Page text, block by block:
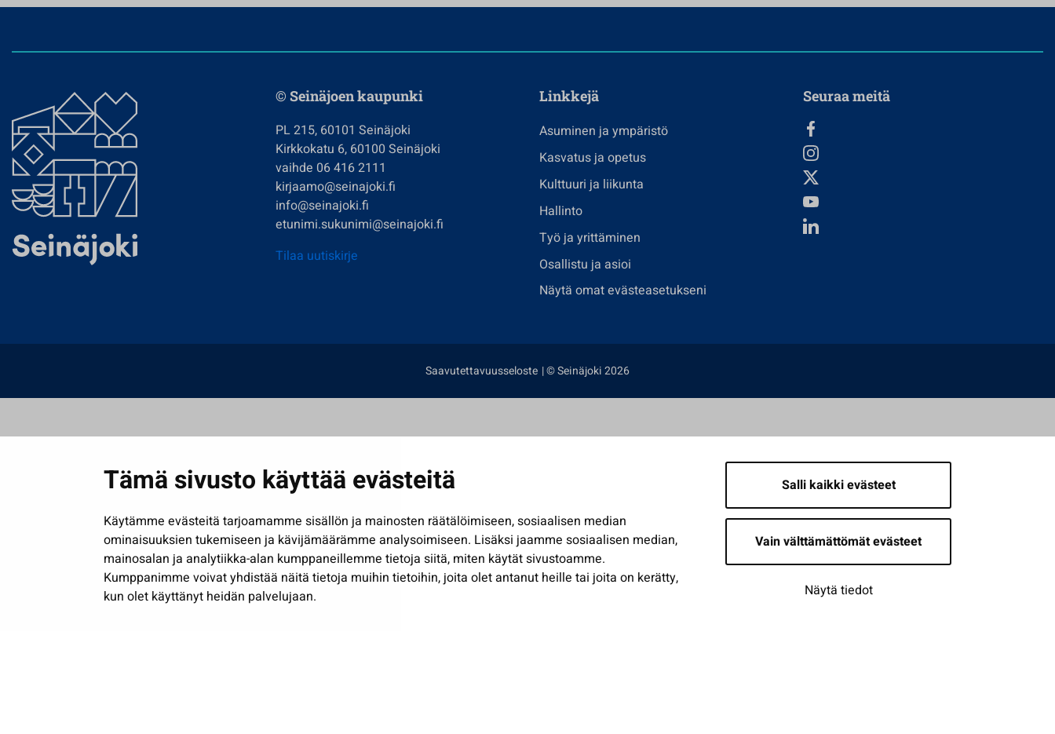
Tämä sivusto käyttää evästeitä
Käytämme evästeitä tarjoamamme sisällön ja mainosten räätälöimiseen, sosiaalisen median
ominaisuuksien tukemiseen ja kävijämäärämme analysoimiseen. Lisäksi jaamme sosiaalisen median,
mainosalan ja analytiikka-alan kumppaneillemme tietoja siitä, miten käytät sivustoamme.
Kumppanimme voivat yhdistää näitä tietoja muihin tietoihin, joita olet antanut heille tai joita on kerätty,
kun olet käyttänyt heidän palvelujaan.
Salli kaikki evästeet
Vain välttämättömät evästeet
Näytä tiedot
© Seinäjoen kaupunki
PL 215, 60101 Seinäjoki
Kirkkokatu 6, 60100 Seinäjoki
vaihde 06 416 2111
kirjaamo@seinajoki.fi
info@seinajoki.fi
etunimi.sukunimi@seinajoki.fi
Tilaa uutiskirje
Linkkejä
Asuminen ja ympäristö
Kasvatus ja opetus
Kulttuuri ja liikunta
Hallinto
Työ ja yrittäminen
Osallistu ja asioi
Näytä omat evästeasetukseni
Seuraa meitä
Saavutettavuusseloste | © Seinäjoki 2026